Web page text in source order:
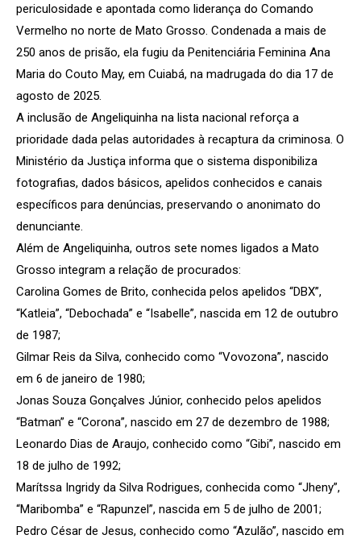
periculosidade e apontada como liderança do Comando
Vermelho no norte de Mato Grosso. Condenada a mais de
250 anos de prisão, ela fugiu da Penitenciária Feminina Ana
Maria do Couto May, em Cuiabá, na madrugada do dia 17 de
agosto de 2025.
A inclusão de Angeliquinha na lista nacional reforça a
prioridade dada pelas autoridades à recaptura da criminosa. O
Ministério da Justiça informa que o sistema disponibiliza
fotografias, dados básicos, apelidos conhecidos e canais
específicos para denúncias, preservando o anonimato do
denunciante.
Além de Angeliquinha, outros sete nomes ligados a Mato
Grosso integram a relação de procurados:
Carolina Gomes de Brito, conhecida pelos apelidos “DBX”,
“Katleia”, “Debochada” e “Isabelle”, nascida em 12 de outubro
de 1987;
Gilmar Reis da Silva, conhecido como “Vovozona”, nascido
em 6 de janeiro de 1980;
Jonas Souza Gonçalves Júnior, conhecido pelos apelidos
“Batman” e “Corona”, nascido em 27 de dezembro de 1988;
Leonardo Dias de Araujo, conhecido como “Gibi”, nascido em
18 de julho de 1992;
Marítssa Ingridy da Silva Rodrigues, conhecida como “Jheny”,
“Maribomba” e “Rapunzel”, nascida em 5 de julho de 2001;
Pedro César de Jesus, conhecido como “Azulão”, nascido em